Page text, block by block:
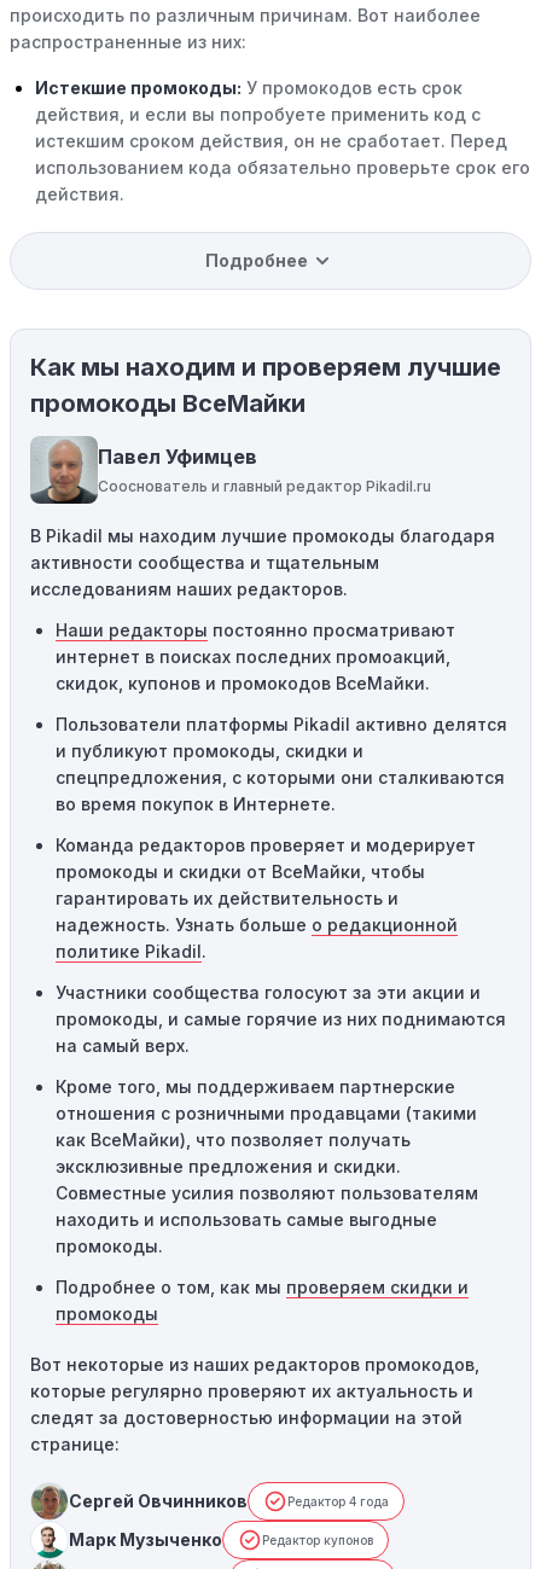
происходить по различным причинам. Вот наиболее
распространенные из них:
Истекшие промокоды: У промокодов есть срок
действия, и если вы попробуете применить код с
истекшим сроком действия, он не сработает. Перед
использованием кода обязательно проверьте срок его
действия.
Уже со скидкой:В некоторых случаях интересующий
вас товар может быть уже со скидкой. Некоторые
магазины предлагают скидки и акции напрямую, без
Ограничения на использование промокода:
Некоторые промокоды распространяются только на
определенные товары, бренды или категории. Если вы
пытаетесь применить код к товару, не
соответствующему критериям, он не сработает.
промокоды требуют соблюдения минимального
порога покупки, чтобы получить право на скидку. Если
сумма в корзине не соответствует указанному порогу,
код не сработает.
Географические ограничения:Действие некоторых
промокодов может быть ограничено определенными
местами или регионами. Если вы находитесь за
пределами указанного региона, то код не будет
применяться.
предназначены только для однократного
использования. Если код уже был использован кем-то
другим, он не будет действовать повторно.
Технические сбои:
привести к неработоспособности кодов промокодов. В
таких случаях следует обратиться за помощью в
службу поддержки.
Подробнее
Как мы находим и проверяем лучшие
промокоды ВсеМайки
Павел Уфимцев
Сооснователь и главный редактор Pikadil.ru
В Pikadil мы находим лучшие промокоды благодаря
активности сообщества и тщательным
исследованиям наших редакторов.
Наши редакторы постоянно просматривают
интернет в поисках последних промоакций,
скидок, купонов и промокодов ВсеМайки.
Пользователи платформы Pikadil активно делятся
и публикуют промокоды, скидки и
спецпредложения, с которыми они сталкиваются
во время покупок в Интернете.
Команда редакторов проверяет и модерирует
промокоды и скидки от ВсеМайки, чтобы
гарантировать их действительность и
надежность. Узнать больше о редакционной
политике Pikadil.
Участники сообщества голосуют за эти акции и
промокоды, и самые горячие из них поднимаются
на самый верх.
Кроме того, мы поддерживаем партнерские
отношения с розничными продавцами (такими
как ВсеМайки), что позволяет получать
эксклюзивные предложения и скидки.
Совместные усилия позволяют пользователям
находить и использовать самые выгодные
промокоды.
Подробнее о том, как мы проверяем скидки и
промокоды
Вот некоторые из наших редакторов промокодов,
которые регулярно проверяют их актуальность и
следят за достоверностью информации на этой
странице:
Сергей Овчинников Редактор 4 года
Марк Музыченко Редактор купонов